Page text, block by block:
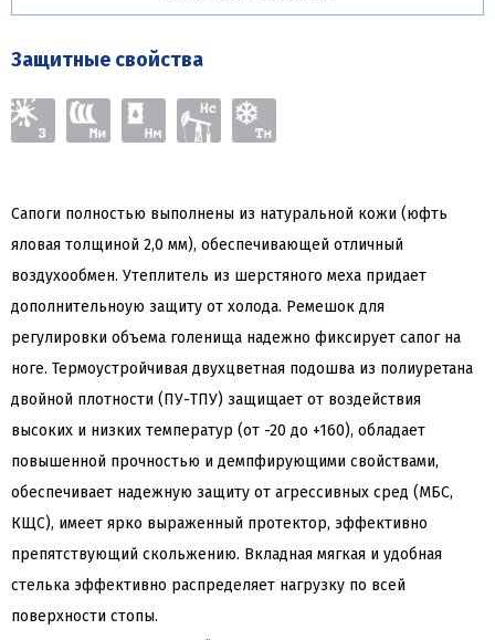
Защитные свойства
Сапоги полностью выполнены из натуральной кожи (юфть
яловая толщиной 2,0 мм), обеспечивающей отличный
воздухообмен. Утеплитель из шерстяного меха придает
дополнительноую защиту от холода. Ремешок для
регулировки объема голенища надежно фиксирует сапог на
ноге. Термоустройчивая двухцветная подошва из полиуретана
двойной плотности (ПУ-ТПУ) защищает от воздействия
высоких и низких температур (от -20 до +160), обладает
повышенной прочностью и демпфирующими свойствами,
обеспечивает надежную защиту от агрессивных сред (МБС,
КЩС), имеет ярко выраженный протектор, эффективно
препятствующий скольжению. Вкладная мягкая и удобная
стелька эффективно распределяет нагрузку по всей
поверхности стопы.